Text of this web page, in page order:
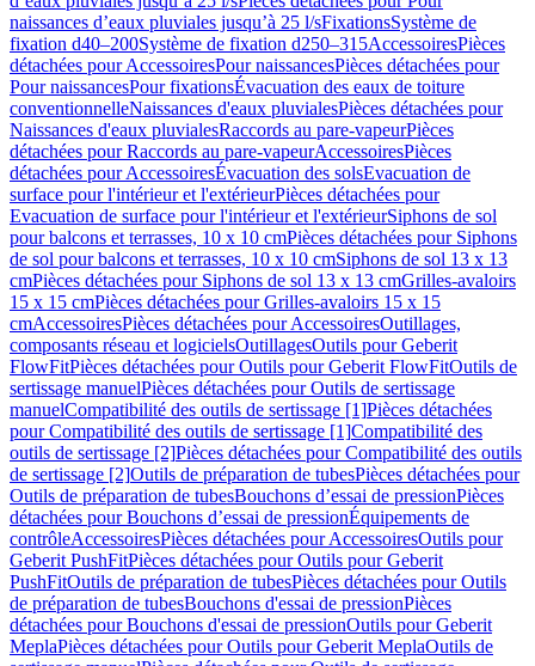
naissances d’eaux pluviales jusqu’à 25 l/sFixationsSystème de
fixation d40–200Système de fixation d250–315AccessoiresPièces
détachées pour AccessoiresPour naissancesPièces détachées pour
Pour naissancesPour fixationsÉvacuation des eaux de toiture
conventionnelleNaissances d'eaux pluvialesPièces détachées pour
Naissances d'eaux pluvialesRaccords au pare-vapeurPièces
détachées pour Raccords au pare-vapeurAccessoiresPièces
détachées pour AccessoiresÉvacuation des solsEvacuation de
surface pour l'intérieur et l'extérieurPièces détachées pour
Evacuation de surface pour l'intérieur et l'extérieurSiphons de sol
pour balcons et terrasses, 10 x 10 cmPièces détachées pour Siphons
de sol pour balcons et terrasses, 10 x 10 cmSiphons de sol 13 x 13
cmPièces détachées pour Siphons de sol 13 x 13 cmGrilles-avaloirs
15 x 15 cmPièces détachées pour Grilles-avaloirs 15 x 15
cmAccessoiresPièces détachées pour AccessoiresOutillages,
composants réseau et logicielsOutillagesOutils pour Geberit
FlowFitPièces détachées pour Outils pour Geberit FlowFitOutils de
sertissage manuelPièces détachées pour Outils de sertissage
manuelCompatibilité des outils de sertissage [1]Pièces détachées
pour Compatibilité des outils de sertissage [1]Compatibilité des
outils de sertissage [2]Pièces détachées pour Compatibilité des outils
de sertissage [2]Outils de préparation de tubesPièces détachées pour
Outils de préparation de tubesBouchons d’essai de pressionPièces
détachées pour Bouchons d’essai de pressionÉquipements de
contrôleAccessoiresPièces détachées pour AccessoiresOutils pour
Geberit PushFitPièces détachées pour Outils pour Geberit
PushFitOutils de préparation de tubesPièces détachées pour Outils
de préparation de tubesBouchons d'essai de pressionPièces
détachées pour Bouchons d'essai de pressionOutils pour Geberit
MeplaPièces détachées pour Outils pour Geberit MeplaOutils de